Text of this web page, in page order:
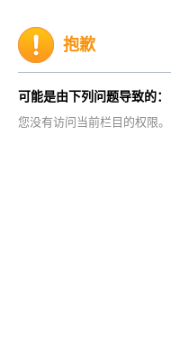
抱歉
可能是由下列问题导致的：
您没有访问当前栏目的权限。